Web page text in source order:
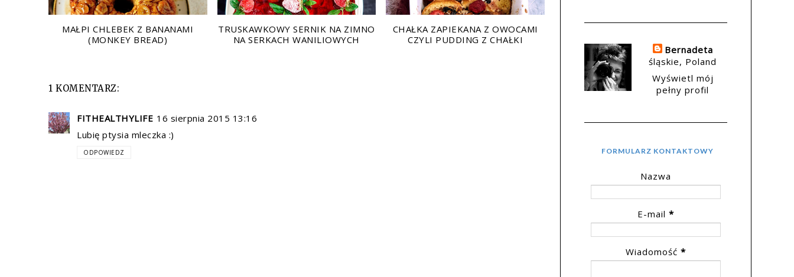
MAŁPI CHLEBEK Z BANANAMI
(MONKEY BREAD)
TRUSKAWKOWY SERNIK NA ZIMNO
NA SERKACH WANILIOWYCH
CHAŁKA ZAPIEKANA Z OWOCAMI
CZYLI PUDDING Z CHAŁKI
1 KOMENTARZ:
FITHEALTHYLIFE 16 sierpnia 2015 13:16
Lubię ptysia mleczka :)
ODPOWIEDZ
Bernadeta
śląskie, Poland
Wyświetl mój
pełny profil
FORMULARZ KONTAKTOWY
Nazwa
E-mail *
Wiadomość *